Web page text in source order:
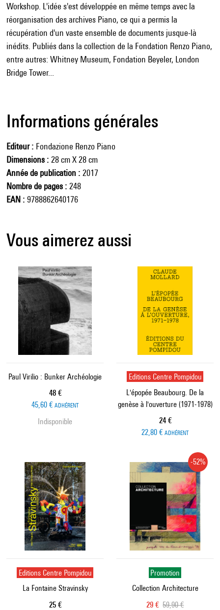
Workshop. L'idée s'est développée en même temps avec la
réorganisation des archives Piano, ce qui a permis la
récupération d'un vaste ensemble de documents jusque-là
inédits. Publiés dans la collection de la Fondation Renzo Piano,
entre autres: Whitney Museum, Fondation Beyeler, London
Bridge Tower...
Informations générales
Editeur
Fondazione Renzo Piano
Dimensions
28 cm X 28 cm
Année de publication
2017
Nombre de pages
248
EAN
9788862640176
Vous aimerez aussi
Paul Virilio : Bunker Archéologie
Prix ​​actuel
48 €
45,60 € ADHÉRENT
Indisponible
Editions Centre Pompidou
L'épopée Beaubourg. De la
genèse à l'ouverture (1971-1978)
Prix ​​actuel
24 €
22,80 € ADHÉRENT
Editions Centre Pompidou
La Fontaine Stravinsky
Prix ​​actuel
25 €
Promotion
Collection Architecture
-52%
Prix ​​actuel
29 € Ancien prix
59,90 €